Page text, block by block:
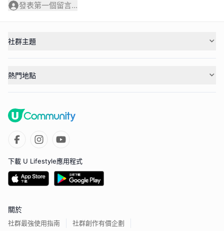
發表第一個留言...
社群主題
熱門地點
下載 U Lifestyle應用程式
關於
社群最強使用指南 社群創作有價企劃